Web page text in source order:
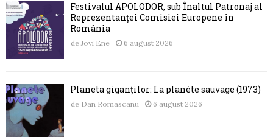
Festivalul APOLODOR, sub Înaltul Patronaj al
Reprezentanței Comisiei Europene în
România
de Jovi Ene 6 august 2026
Planeta giganților: La planète sauvage (1973)
de Dan Romascanu 6 august 2026